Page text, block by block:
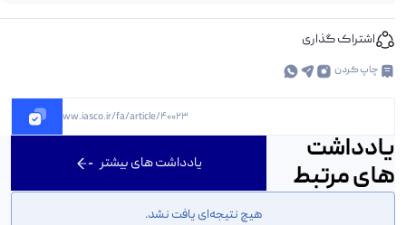
اشتراک گذاری
چاپ کردن
https://www.iasco.ir/fa/article/40023
یادداشت
های مرتبط
یادداشت های بیشتر
هیچ نتیجه‌ای یافت نشد.